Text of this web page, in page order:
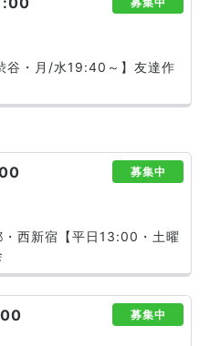
谷・月/水19:40～】友達作
募集中
西新宿【平日13:00・土曜
募集中